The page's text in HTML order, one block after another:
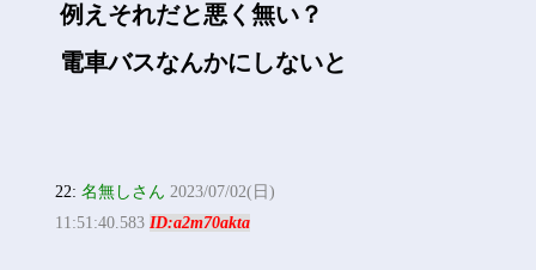
例えそれだと悪く無い？
電車バスなんかにしないと
22:名無しさん 2023/07/02(日)
11:51:40.583ID:a2m70akta